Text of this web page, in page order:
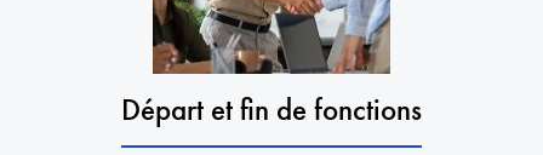
Départ et fin de fonctions